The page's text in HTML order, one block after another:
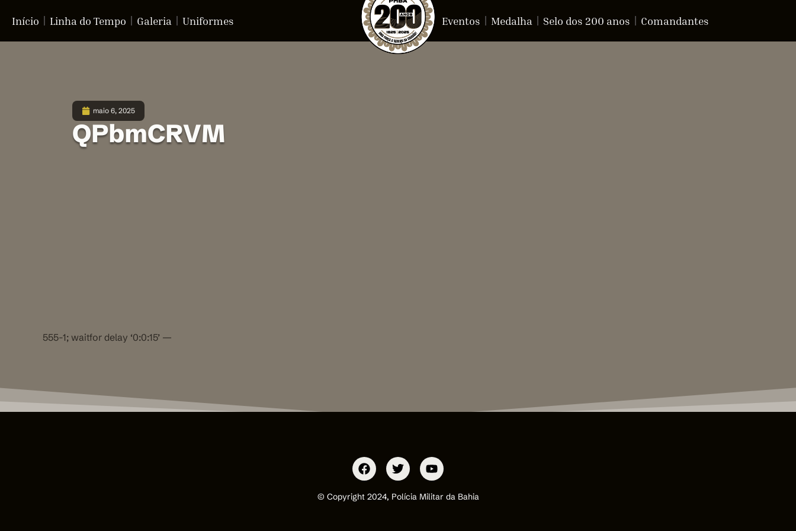
Início Linha do Tempo Galeria Uniformes Eventos Medalha Selo dos 200 anos Comandantes
maio 6, 2025
QPbmCRVM
555-1; waitfor delay ‘0:0:15’ —
© Copyright 2024, Polícia Militar da Bahia